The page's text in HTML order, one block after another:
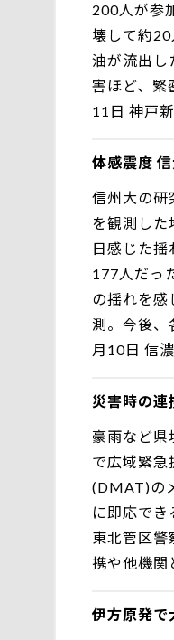
200人が参
壊して約
油が流出し
害ほど、緊
11日 神戸
体感震度
信州大の研
を観測した
日感じた
177人だっ
の揺れを感
測。今後、
月10日 信
災害時の連
豪雨など県
で広域緊急
(DMAT)の
に即応でき
東北管区警
携や他機関
伊方原発で